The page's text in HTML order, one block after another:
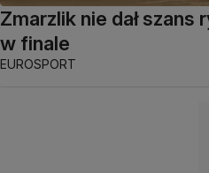
Zmarzlik nie dał szans
w finale
EUROSPORT